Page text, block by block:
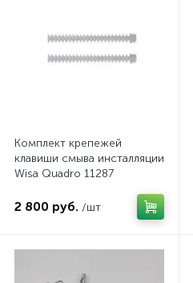
Комплект крепежей
клавиши смыва инсталляции
Wisa Quadro 11287
2 800 руб. /шт